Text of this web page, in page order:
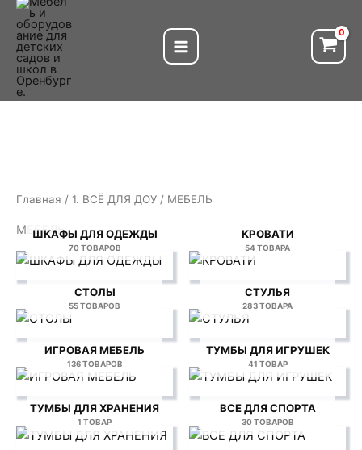
Перейти
содержимому
Главная / 1. ВСЁ ДЛЯ ДОУ / МЕБЕЛЬ
МЕБЕЛЬ
ШКАФЫ ДЛЯ ОДЕЖДЫ
70 ТОВАРОВ
КРОВАТИ
54 ТОВАРА
СТОЛЫ
55 ТОВАРОВ
СТУЛЬЯ
283 ТОВАРА
ИГРОВАЯ МЕБЕЛЬ
136 ТОВАРОВ
ТУМБЫ ДЛЯ ИГРУШЕК
41 ТОВАР
ТУМБЫ ДЛЯ ХРАНЕНИЯ
1 ТОВАР
ВСЕ ДЛЯ СПОРТА
30 ТОВАРОВ